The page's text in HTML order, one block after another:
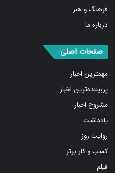
فرهنگ و هنر
درباره ما
صفحات اصلی
مهمترین اخبار
پربیننده‌ترین اخبار
مشروح اخبار
یادداشت
روایت روز
کسب و کار برتر
فیلم